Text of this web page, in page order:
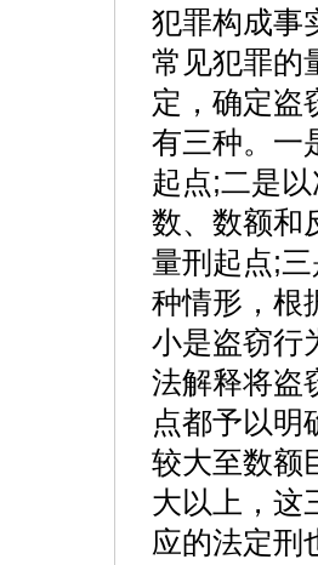
犯罪构成事
常见犯罪的
定，确定盗
有三种。一
起点;二是
数、数额和
量刑起点;
种情形，根
小是盗窃行
法解释将盗
点都予以明
较大至数额
大以上，这
应的法定刑